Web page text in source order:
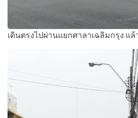
เดินตรงไปผ่านแยกศาลาเฉลิมกรุง แล้